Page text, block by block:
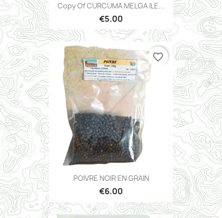
Copy Of CURCUMA MELGA ILE...
€5.00
POIVRE NOIR EN GRAIN
€6.00
favorite_border